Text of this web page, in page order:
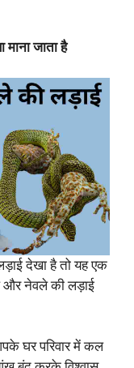
जाता है
देखा है तो यह एक
और नेवले की लड़ाई
घर परिवार में कल